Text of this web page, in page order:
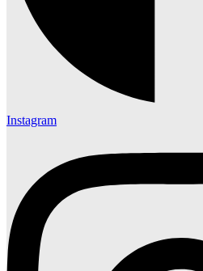
Instagram